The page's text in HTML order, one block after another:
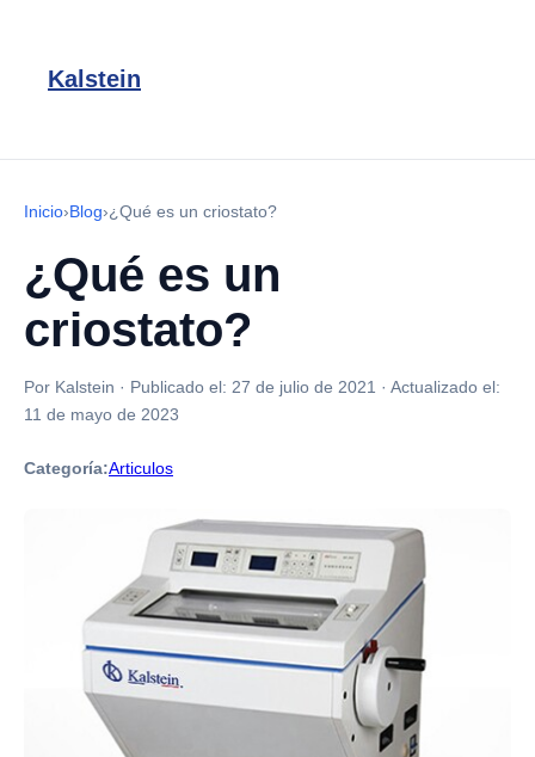
Kalstein
Inicio›Blog›¿Qué es un criostato?
¿Qué es un
criostato?
Por Kalstein · Publicado el: 27 de julio de 2021 · Actualizado el:
11 de mayo de 2023
Categoría:Articulos